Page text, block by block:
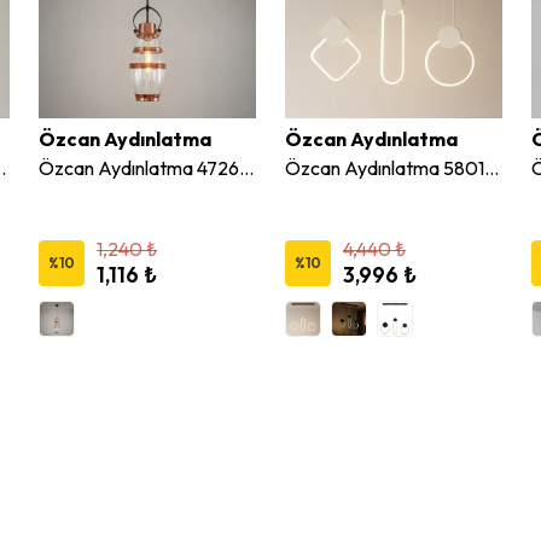
Avize
Özcan Aydınlatma
Özcan Aydınlatma 4726A-1A Tekli Sarkıt Avize
%10
1,240 ₺
1,116 ₺
Özcan Aydınlatma
Özcan Aydınlatma 5801-3S 3'lü Sıralı Modern LED Sarkıt Avize
%10
4,440 ₺
3,996 ₺